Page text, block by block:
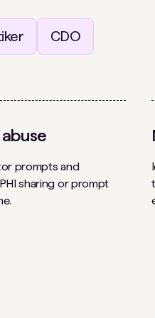
CDO
prompts and
sharing or prompt